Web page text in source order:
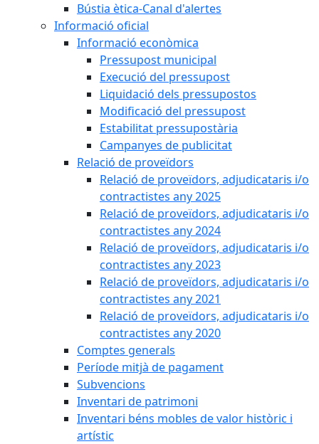
Bústia ètica-Canal d'alertes
Informació oficial
Informació econòmica
Pressupost municipal
Execució del pressupost
Liquidació dels pressupostos
Modificació del pressupost
Estabilitat pressupostària
Campanyes de publicitat
Relació de proveïdors
Relació de proveïdors, adjudicataris i/o
contractistes any 2025
Relació de proveïdors, adjudicataris i/o
contractistes any 2024
Relació de proveïdors, adjudicataris i/o
contractistes any 2023
Relació de proveïdors, adjudicataris i/o
contractistes any 2021
Relació de proveïdors, adjudicataris i/o
contractistes any 2020
Comptes generals
Període mitjà de pagament
Subvencions
Inventari de patrimoni
Inventari béns mobles de valor històric i
artístic